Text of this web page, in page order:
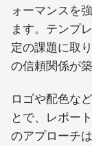
ォーマンスを
ます。テンプ
定の課題に取
の信頼関係が
ロゴや配色な
とで、レポー
のアプローチ